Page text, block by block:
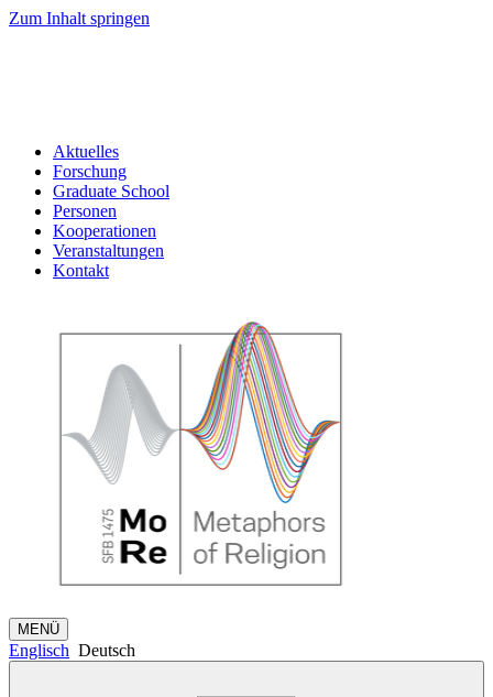
Zum Inhalt springen
Aktuelles
Forschung
Graduate School
Personen
Kooperationen
Veranstaltungen
Kontakt
MENÜ
Englisch Deutsch